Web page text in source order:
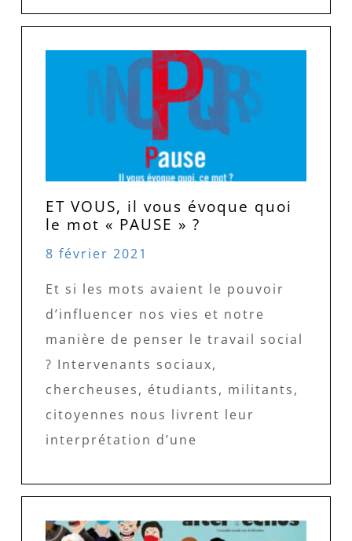
ET VOUS, il vous évoque quoi
le mot « PAUSE » ?
8 février 2021
Et si les mots avaient le pouvoir
d’influencer nos vies et notre
manière de penser le travail social
? Intervenants sociaux,
chercheuses, étudiants, militants,
citoyennes nous livrent leur
interprétation d’une